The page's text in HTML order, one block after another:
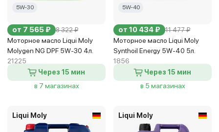
5W-30
от 7 565 ₽ 8 322 ₽
Моторное масло Liqui Moly
Molygen NG DPF 5W-30 4л.
21225
Через 15 мин
в 7 магазинах
5W-40
от 10 434 ₽ 11 477 ₽
Моторное масло Liqui Moly
Synthoil Energy 5W-40 5л.
1856
Через 15 мин
в 5 магазинах
Liqui Moly Liqui Moly